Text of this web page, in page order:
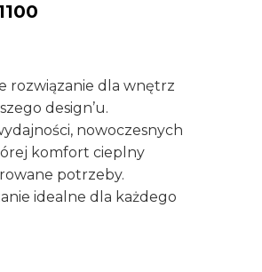
rozwiązanie dla wnętrz
design’u.
nowoczesnych
komfort cieplny
potrzeby.
idealne dla każdego